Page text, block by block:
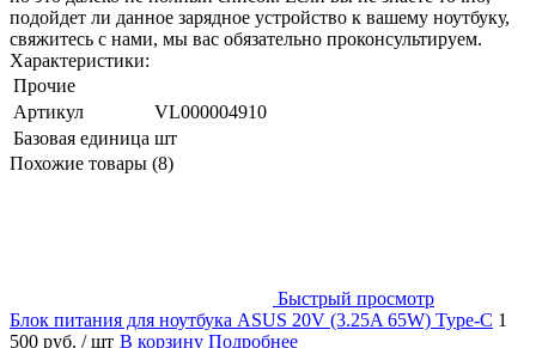
подойдет ли данное зарядное устройство к вашему ноутбуку,
свяжитесь с нами, мы вас обязательно проконсультируем.
Характеристики:
Прочие
Артикул
VL000004910
Базовая единица шт
Похожие товары (8)
Быстрый просмотр
Блок питания для ноутбука ASUS 20V (3.25A 65W) Type-C 1
500 руб. / шт В корзину Подробнее